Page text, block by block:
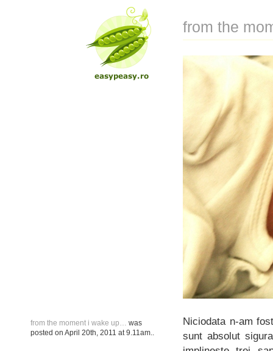
from the moment i wake up…
was
posted on April 20th, 2011 at 9.11am
from the
Niciodata n-am
sunt absolut